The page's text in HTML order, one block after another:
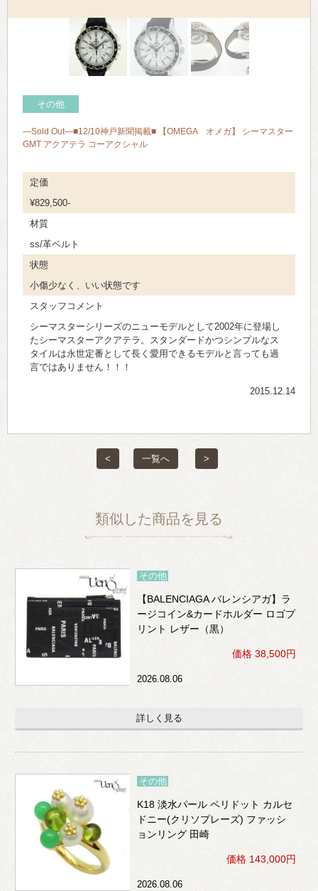
その他
—Sold Out—■12/10神戸新聞掲載■ 【OMEGA オメガ】 シーマスター
GMT アクアテラ コーアクシャル
定価
¥829,500-
材質
ss/革ベルト
状態
小傷少なく、いい状態です
スタッフコメント
シーマスターシリーズのニューモデルとして2002年に登場し
たシーマスターアクアテラ。スタンダードかつシンプルなス
タイルは永世定番として長く愛用できるモデルと言っても過
言ではありません！！！
2015.12.14
< 一覧へ >
類似した商品を見る
その他
【BALENCIAGA バレンシアガ】ラ
ージコイン&カードホルダー ロゴプ
リント レザー（黒）
価格 38,500円
2026.08.06
詳しく見る
その他
K18 淡水パール ペリドット カルセ
ドニー(クリソプレーズ) ファッシ
ョンリング 田崎
価格 143,000円
2026.08.06
> お問い合わせ